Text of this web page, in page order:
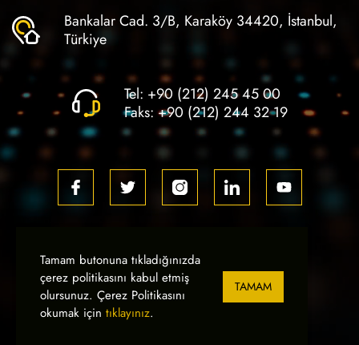
Tamam butonuna tıkladığınızda
çerez politikasını kabul etmiş
olursunuz. Çerez Politikasını
okumak için tıklayınız.
TAMAM
Bankalar Cad. 3/B, Karaköy 34420, İstanbul,
Türkiye
Tel: +90 (212) 245 45 00
Faks: +90 (212) 244 32 19
© 2026İlker Elektronik - Tüm Hakları Saklıdır.